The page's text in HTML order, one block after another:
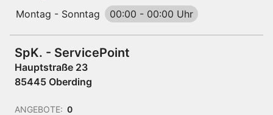
Montag - Sonntag
00:00 - 00:00 Uhr
SpK. - ServicePoint
Hauptstraße 23
85445 Oberding
ANGEBOTE: 0